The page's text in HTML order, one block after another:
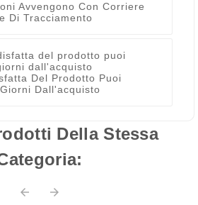
Avvengono Con Corriere
Di Tracciamento
Del Prodotto Puoi
Dall'acquisto
Della Stessa
 